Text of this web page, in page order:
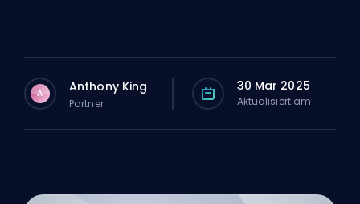
A Anthony King
Partner
30 Mar 2025
Aktualisiert am